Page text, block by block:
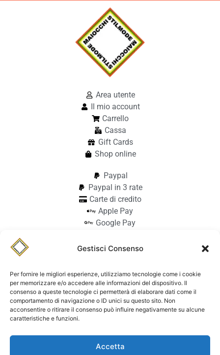
Gestisci Consenso
Per fornire le migliori esperienze, utilizziamo tecnologie come i cookie
per memorizzare e/o accedere alle informazioni del dispositivo. Il
consenso a queste tecnologie ci permetterà di elaborare dati come il
comportamento di navigazione o ID unici su questo sito. Non
acconsentire o ritirare il consenso può influire negativamente su alcune
caratteristiche e funzioni.
Accetta
Area utente
Il mio account
Carrello
Cassa
Gift Cards
Shop online
Paypal
Paypal in 3 rate
Carte di credito
Apple Pay
Google Pay
Pagamento alla consegna
StilmodeMaiocchi
© Stilmode Maiocchi 2026 | P.iva
01942740182
Termini e condizioni e coolie policy